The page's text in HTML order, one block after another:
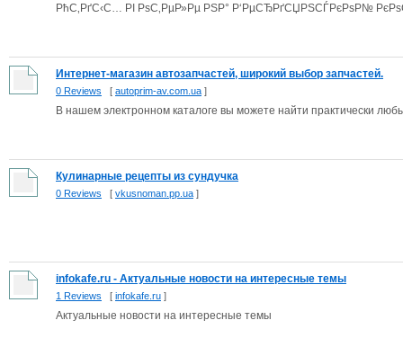
РћС‚РґС‹С… РІ РѕС‚РµР»Рµ РЅР° Р‘РµСЂРґСЏРЅСЃРєРѕР№
Интернет-магазин автозапчастей, широкий выбор запчастей.
0 Reviews [ autoprim-av.com.ua ]
В нашем электронном каталоге вы можете найти практически
Кулинарные рецепты из сундучка
0 Reviews [ vkusnoman.pp.ua ]
infokafe.ru - Актуальные новости на интересные темы
1 Reviews [ infokafe.ru ]
Актуальные новости на интересные темы